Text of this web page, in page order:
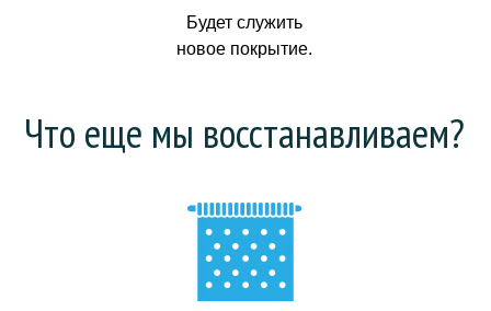
Будет служить
новое покрытие.
Что еще мы восстанавливаем?